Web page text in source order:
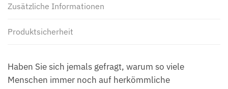
Zusätzliche Informationen
Produktsicherheit
Haben Sie sich jemals gefragt, warum so viele
Menschen immer noch auf herkömmliche